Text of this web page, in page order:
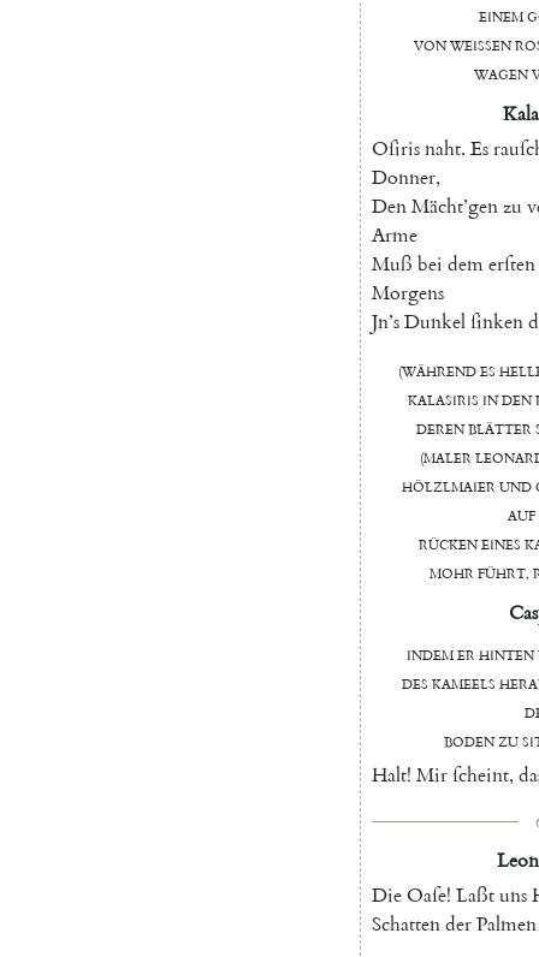
einem
vonweißen
Wagen
Oſirisnaht. Es
Donner,
DenMächt’genzu
Arme
Muß bei demerſten
Morgens
Jn’sDunkelſinken
(Währendes
Kalaſirisinden
derenBlätter
(Maler
Hölzlmaierund
auf
Rückeneines
Mohrführt,
indemerhinten
desKameels
Bodenzu
Halt! Mirſcheint,
DieOaſe! Laßtuns
SchattenderPalmen